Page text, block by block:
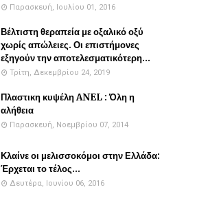
Παρασκευή, Ιουλίου 01, 2016
Βέλτιστη θεραπεία με οξαλικό οξύ
χωρίς απώλειες. Οι επιστήμονες
εξηγούν την αποτελεσματικότερη...
Τρίτη, Δεκεμβρίου 24, 2019
Πλαστικη κυψέλη ANEL : Όλη η
αλήθεια
Παρασκευή, Νοεμβρίου 07, 2014
Κλαίνε οι μελισσοκόμοι στην Ελλάδα:
Έρχεται το τέλος...
Δευτέρα, Ιουνίου 06, 2016